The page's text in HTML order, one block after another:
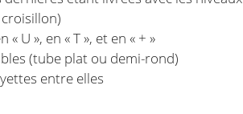
U », en « T », et en « + »
(tube plat ou demi-rond)
entre elles